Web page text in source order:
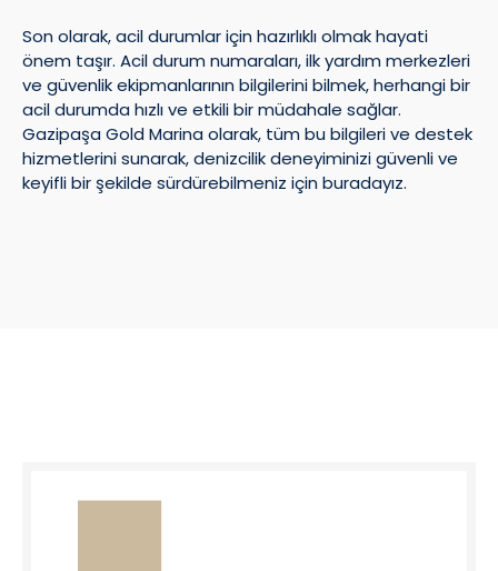
Son olarak, acil durumlar için hazırlıklı olmak hayati
önem taşır. Acil durum numaraları, ilk yardım merkezleri
ve güvenlik ekipmanlarının bilgilerini bilmek, herhangi bir
acil durumda hızlı ve etkili bir müdahale sağlar.
Gazipaşa Gold Marina olarak, tüm bu bilgileri ve destek
hizmetlerini sunarak, denizcilik deneyiminizi güvenli ve
keyifli bir şekilde sürdürebilmeniz için buradayız.